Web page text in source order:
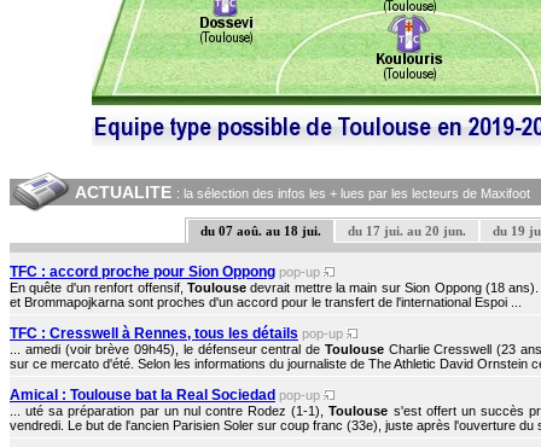
ACTUALITE : la sélection des infos les + lues par les lecteurs de Maxifoot
du 07 aoû. au 18 jui. du 17 jui. au 20 jun. du 19
TFC : accord proche pour Sion Oppong pop-up
En quête d'un renfort offensif, Toulousedevrait mettre la main sur Sion Oppong (18
et Brommapojkarna sont proches d'un accord pour le transfert de l'international Espoi ...
TFC : Cresswell à Rennes, tous les détails pop-up
... amedi (voir brève 09h45), le défenseur central de ToulouseCharlie Cresswell (23
sur ce mercato d'été. Selon les informations du journaliste de The Athletic David Ornstein
Amical : Toulouse bat la Real Sociedad pop-up
... uté sa préparation par un nul contre Rodez (1-1),Toulouse s'est offert un succès
vendredi. Le but de l'ancien Parisien Soler sur coup franc (33e), juste après l'ouverture du